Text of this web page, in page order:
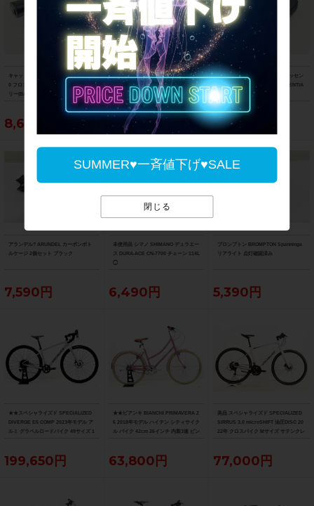
SUMMER♥一斉値下げ♥SALE
閉じる
キャットアイ CATEYE ボルト VOLT80
0 フロントライト カートリッジバッテ
リー(BA-3.4) 充電クレードル3(CRA-00
8,690円
美品 ガーミン GARMIN カメラ搭載リ
アビューレーダー リアライト 点灯確認
済み
43,890円
ラファ Rapha レインプルーフエッセン
シャルケース RAINPROOF ESSENTIA
L CASE
5,390円
アランデル? ARUNDEL カーボンボト
ルケージ 2個セット ブラック
7,590円
未使用品 シマノ SHIMANO デュラエー
ス DURA-ACE CN-7700 チェーン 114L
◯
6,490円
ブロンプトン BROMPTON Spanninga
リアライト 点灯確認済み
5,390円
★★スペシャライズド SPECIALIZED
DIVERGE E5 COMP 2023年モデル ア
ルミ グラベルロードバイク 49サイズ 1
199,650円
★★ビアンキ BIANCHI PRIMAVERA 2
6 2018年モデル ハイテン シティサイク
ル バイク 42cm 26インチ 内装3速 ピン
63,800円
美品 スペシャライズド SPECIALIZED
SIRRUS 3.0 microSHIFT 油圧DISC 20
22年 クロスバイク Mサイズ サテンクレ
77,000円